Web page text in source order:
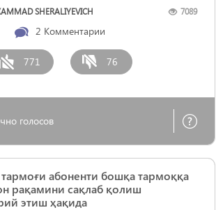
SHERALIYEVICH 7089
2 Комментарии
771 76
голосов
абоненти бошқа тармоққа
рақамини сақлаб қолиш
этиш ҳақида